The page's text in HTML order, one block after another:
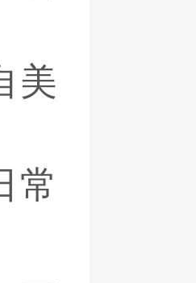
美
常